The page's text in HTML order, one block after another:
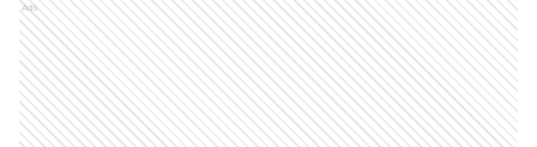
Ads